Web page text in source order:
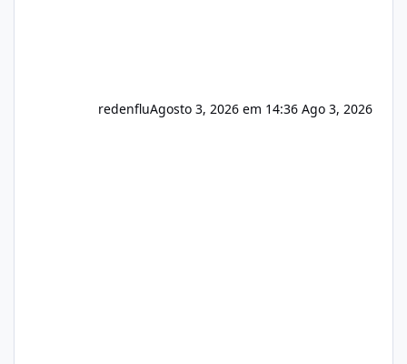
redenfluAgosto 3, 2026 em 14:36 Ago 3, 2026